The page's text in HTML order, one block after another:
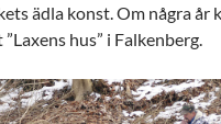
ädla konst. Om några år
hus” i Falkenberg.